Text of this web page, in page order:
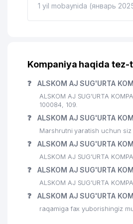
O'ZEKSPOMARKAZ MKK
22 BECREATIVE HOLDING
23 HAVAS FOOD MChJ
BEGUBOR DOSTON ShK
26 MEGA-SPORT-
MEDIKAL DENTIUM AND
1 yil mobaynida (январь
Kompaniya haqida
❓ ALSKOM AJ SUG'URTA
ALSKOM AJ SUG'URTA
100084, 109.
❓ ALSKOM AJ SUG'URTA
Marshrutni yaratish uchun
❓ ALSKOM AJ SUG'URTA
ALSKOM AJ SUG'URTA
❓ ALSKOM AJ SUG'URTA
ALSKOM AJ SUG'URTA
❓ ALSKOM AJ SUG'URTA
raqamiga fax yuborishingiz